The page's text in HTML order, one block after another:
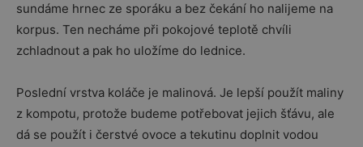
sundáme hrnec ze sporáku a bez čekání ho nalijeme na
korpus. Ten necháme při pokojové teplotě chvíli
zchladnout a pak ho uložíme do lednice.
Poslední vrstva koláče je malinová. Je lepší použít maliny
z kompotu, protože budeme potřebovat jejich šťávu, ale
dá se použít i čerstvé ovoce a tekutinu doplnit vodou